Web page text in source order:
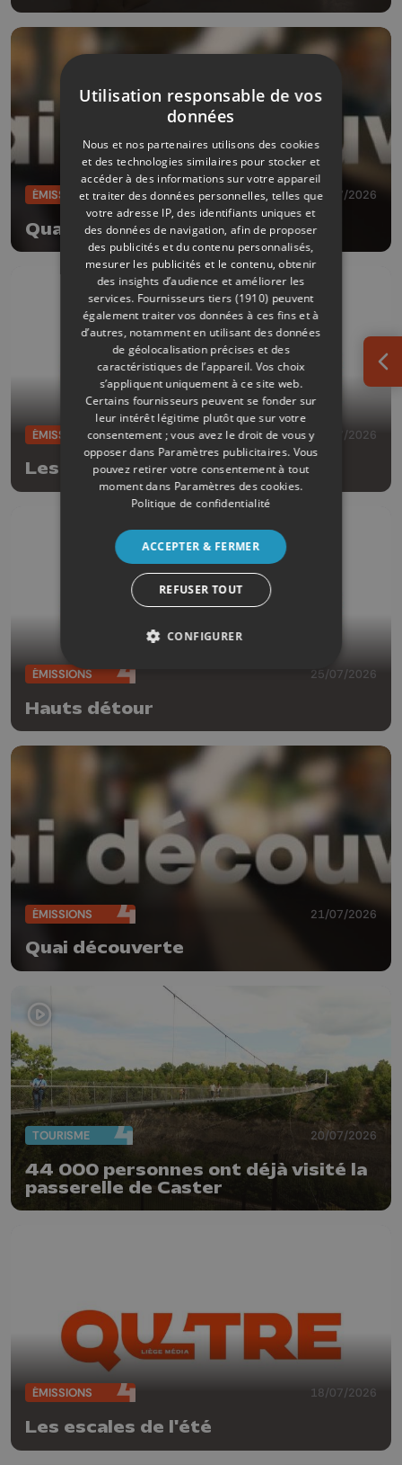
ÉMISSIONS 28/07/2026
Quai découverte
ÉMISSIONS 25/07/2026
Les escales de l'été
ÉMISSIONS 25/07/2026
Hauts détour
ÉMISSIONS 21/07/2026
Quai découverte
TOURISME 20/07/2026
44 000 personnes ont déjà visité la
passerelle de Caster
ÉMISSIONS 18/07/2026
Les escales de l'été
Utilisation responsable de vos
données
Nous et nos partenaires utilisons des cookies
et des technologies similaires pour stocker et
accéder à des informations sur votre appareil
et traiter des données personnelles, telles que
votre adresse IP, des identifiants uniques et
des données de navigation, afin de proposer
des publicités et du contenu personnalisés,
mesurer les publicités et le contenu, obtenir
des insights d’audience et améliorer les
services. Fournisseurs tiers (1910) peuvent
également traiter vos données à ces fins et à
d’autres, notamment en utilisant des données
de géolocalisation précises et des
caractéristiques de l’appareil. Vos choix
s’appliquent uniquement à ce site web.
Certains fournisseurs peuvent se fonder sur
leur intérêt légitime plutôt que sur votre
consentement ; vous avez le droit de vous y
opposer dans Paramètres publicitaires. Vous
pouvez retirer votre consentement à tout
moment dans Paramètres des cookies.
Politique de confidentialité
ACCEPTER & FERMER
REFUSER TOUT
CONFIGURER